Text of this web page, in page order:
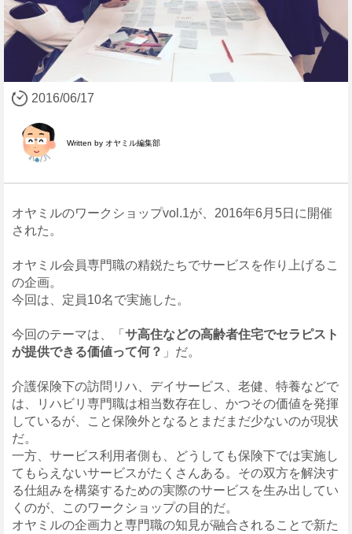
2016/06/17
Written by オヤミル編集部
オヤミルのワークショップvol.1が、2016年6月5日に開催
された。
オヤミル会員専門職の精鋭たちでサービスを作り上げるこ
の企画。
今回は、定員10名で実施した。
今回のテーマは、「 サ高住などの高齢者住宅でセラピスト
が提供できる価値って何？ 」だ。
介護保険下の訪問リハ、デイサービス、老健、特養などで
は、リハビリ専門職は相当数存在し、かつその価値を発揮
しているが、こと保険外となるとまだまだ少ないのが現状
だ。
一方、サービス利用者側も、どうしても保険下では実施し
てもらえないサービスがたくさんある。その双方を解決す
る仕組みを構築するための実際のサービスを生み出してい
くのが、このワークショップの目的だ。
オヤミルの企画力と専門職の知見が融合されることで新た